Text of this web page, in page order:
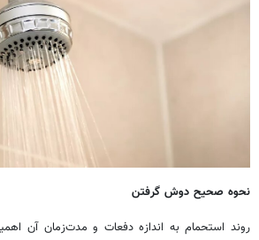
نحوه صحیح دوش گرفتن
روند استحمام به اندازه دفعات و مدت‌زمان آن